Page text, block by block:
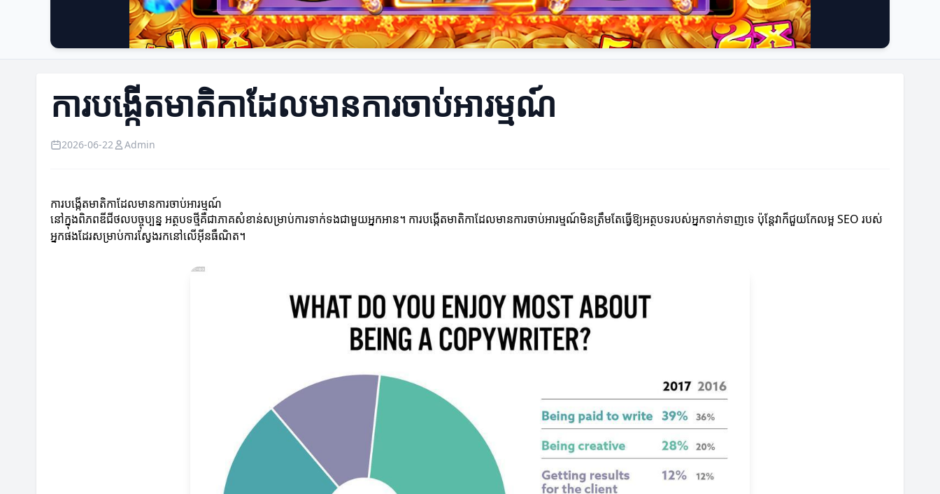
ការបង្កើតមាតិកាដែលមានការចាប់អារម្មណ៍
2026-06-22 Admin
ការបង្កើតមាតិកាដែលមានការចាប់អារម្មណ៍
នៅក្នុងពិភពឌីជីថលបច្ចុប្បន្ន អត្ថបទថ្មីគឺជាភាគសំខាន់សម្រាប់ការទាក់ទងជាមួយអ្នកអាន។ ការបង្កើតមាតិកាដែលមានការចាប់អារម្មណ៍មិនត្រឹមតែធ្វើឱ្យអត្ថបទរបស់អ្នកទាក់ទាញទេ ប៉ុន្តែវាក៏ជួយកែលម្អ SEO របស់
អ្នកផងដែរសម្រាប់ការស្វែងរកនៅលើអ៊ីនធឺណិត។